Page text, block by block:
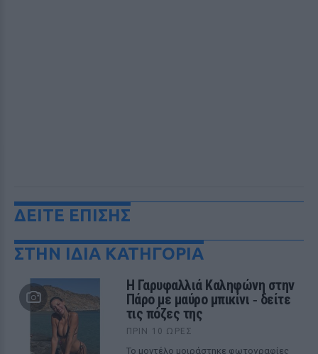
ΔΕΙΤΕ ΕΠΙΣΗΣ
ΣΤΗΝ ΙΔΙΑ ΚΑΤΗΓΟΡΙΑ
Η Γαρυφαλλιά Καληφώνη στην
Πάρο με μαύρο μπικίνι ‑ δείτε
τις πόζες της
ΠΡΙΝ 10 ΏΡΕΣ
Το μοντέλο μοιράστηκε φωτογραφίες